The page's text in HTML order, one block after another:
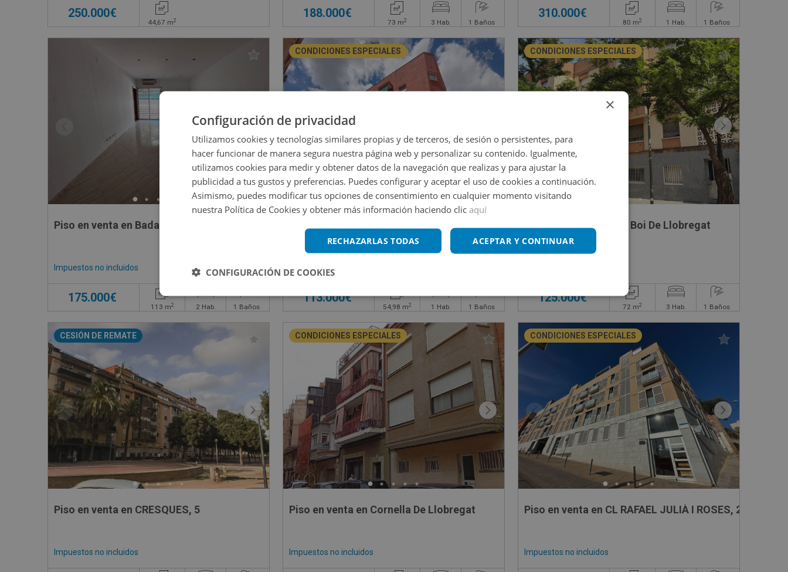
250.000€
44,67 m2
188.000€
73 m2 3 Hab. 1 Baños
310.000€
80 m2 1 Hab. 1 Baños
Piso en venta en Badalona
Impuestos no incluidos
175.000€
113 m2 2 Hab. 1 Baños
CONDICIONES ESPECIALES
Piso en venta en El Prat De Llobregat
Impuestos no incluidos
113.000€
54,98 m2 1 Hab. 1 Baños
CONDICIONES ESPECIALES
Piso en venta en Sant Boi De Llobregat
125.000€
72 m2 3 Hab. 1 Baños
CESIÓN DE REMATE
Piso en venta en CRESQUES, 5
Impuestos no incluidos
CONDICIONES ESPECIALES
Piso en venta en Cornella De Llobregat
Impuestos no incluidos
CONDICIONES ESPECIALES
Piso en venta en CL RAFAEL JULIÀ I ROSES, 2
Impuestos no incluidos
×
Configuración de privacidad
Utilizamos cookies y tecnologías similares propias y de terceros, de sesión o persistentes, para
hacer funcionar de manera segura nuestra página web y personalizar su contenido. Igualmente,
utilizamos cookies para medir y obtener datos de la navegación que realizas y para ajustar la
publicidad a tus gustos y preferencias. Puedes configurar y aceptar el uso de cookies a continuación.
Asimismo, puedes modificar tus opciones de consentimiento en cualquier momento visitando
nuestra Política de Cookies y obtener más información haciendo clic aquí
ACEPTAR Y CONTINUAR
RECHAZARLAS TODAS
CONFIGURACIÓN DE COOKIES